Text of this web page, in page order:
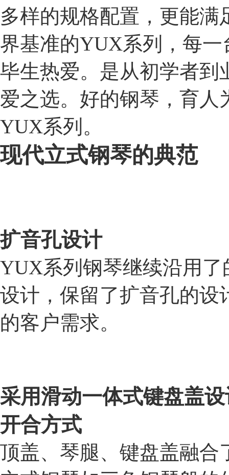
多样的规格配置，更能
界基准的YUX系列，每一
毕生热爱。是从初学者到
爱之选。好的钢琴，育人
YUX系列。
现代立式钢琴的典范
扩音孔设计
YUX系列钢琴继续沿用
设计，保留了扩音孔的设
的客户需求。
采用滑动一体式键盘盖
开合方式
顶盖、琴腿、键盘盖融合